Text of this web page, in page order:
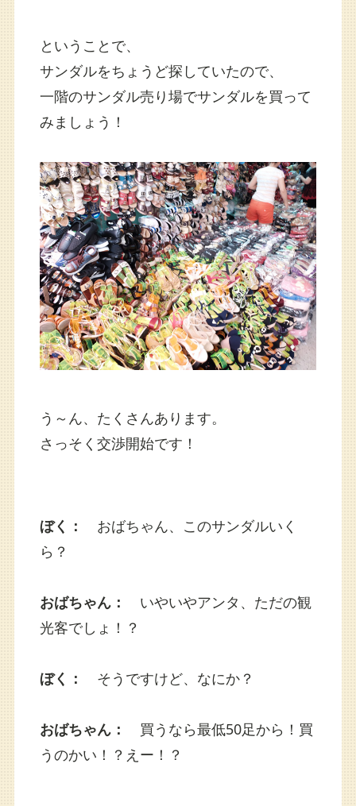
ということで、
サンダルをちょうど探していたので、
一階のサンダル売り場でサンダルを買って
みましょう！
う～ん、たくさんあります。
さっそく交渉開始です！
ぼく：
おばちゃん、このサンダルいく
ら？
おばちゃん：
いやいやアンタ、ただの観
光客でしょ！？
ぼく： そうですけど、なにか？
おばちゃん：
買うなら最低50足から！買
うのかい！？えー！？